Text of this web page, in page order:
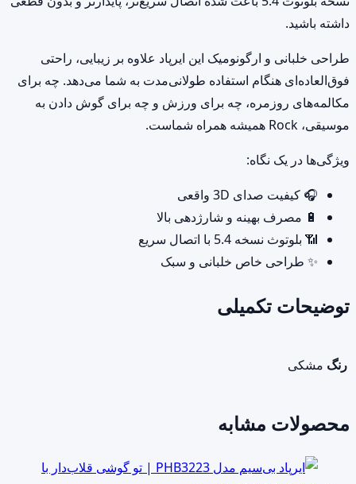
داشته باشید.
طراحی خلبانی و ارگونومیک این ایرپاد علاوه بر زیبایی، راحتی
فوق‌العاده‌ای هنگام استفاده طولانی‌مدت به شما می‌دهد. چه برای
مکالمه‌های روزمره، چه برای ورزش و چه برای گوش دادن به
موسیقی، Rock همیشه همراه شماست.
ویژگی‌ها در یک نگاه:
🎧 کیفیت صدای 3D واقعی
🔋 مصرف بهینه و شارژدهی بالا
📶 بلوتوث نسخه 5.4 با اتصال سریع
✨ طراحی خاص خلبانی و سبک
توضیحات تکمیلی
رنگ مشکی
محصولات مشابه